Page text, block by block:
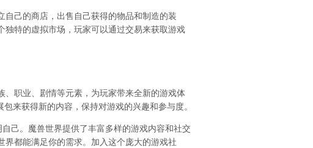
己的商店，出售自己获得的物品和制造的装
特的虚拟市场，玩家可以通过交易来获取游戏
职业、剧情等元素，为玩家带来全新的游戏体
来获得新的内容，保持对游戏的兴趣和参与度。
己。魔兽世界提供了丰富多样的游戏内容和社交
都能满足你的需求。加入这个庞大的游戏社